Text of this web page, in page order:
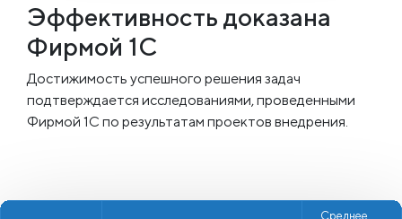
Эффективность доказана
Фирмой 1С
Достижимость успешного решения задач
подтверждается исследованиями, проведенными
Фирмой 1С по результатам проектов внедрения.
Среднее